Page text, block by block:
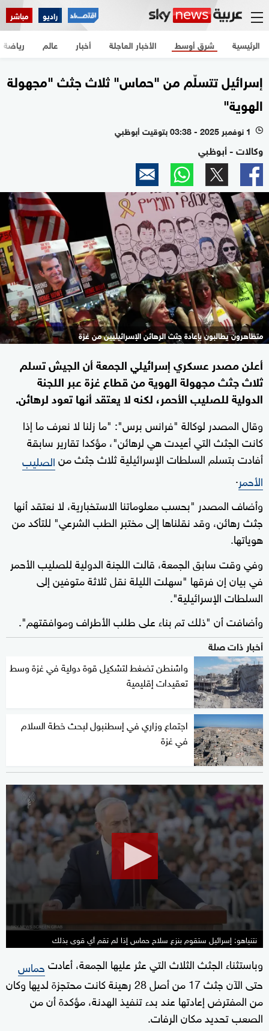
راديو مباشر
الرئيسية الأخبار العاجلة أخبار شرق أوسط عالم رياضة
إسرائيل تتسلّم من "حماس" ثلاث جثث "مجهولة
الهوية"
l 1 نوفمبر 2025 - 03:38 بتوقيت أبوظبي
وكالات - أبوظبي
متظاهرون يطالبون بإعادة جثث الرهائن الإسرائيليين من غزة
أعلن مصدر عسكري إسرائيلي الجمعة أن الجيش تسلم
ثلاث جثث مجهولة الهوية من قطاع غزة عبر اللجنة
الدولية للصليب الأحمر، لكنه لا يعتقد أنها تعود لرهائن.
وقال المصدر لوكالة "فرانس برس": "ما زلنا لا نعرف ما إذا
كانت الجثث التي أعيدت هي لرهائن"، مؤكدا تقارير سابقة
أفادت بتسلم السلطات الإسرائيلية ثلاث جثث منالصليب
الأحمر.
وأضاف المصدر "بحسب معلوماتنا الاستخبارية، لا نعتقد أنها
جثث رهائن، وقد نقلناها إلى مختبر الطب الشرعي" للتأكد من
هوياتها.
وفي وقت سابق الجمعة، قالت اللجنة الدولية للصليب الأحمر
في بيان إن فرقها "سهلت الليلة نقل ثلاثة متوفين إلى
السلطات الإسرائيلية".
وأضافت أن "ذلك تم بناء على طلب الأطراف وموافقتهم".
أخبار ذات صلة
واشنطن تضغط لتشكيل قوة دولية في غزة وسط
تعقيدات إقليمية
اجتماع وزاري في إسطنبول لبحث خطة السلام
في غزة
seconds
of
28
seconds
نتنياهو: إسرائيل ستقوم بنزع سلاح حماس إذا لم تقم أي قوى بذلك
وباستثناء الجثث الثلاث التي عثر عليها الجمعة، أعادتحماس
حتى الآن جثث 17 من أصل 28 رهينة كانت محتجزة لديها وكان
من المفترض إعادتها عند بدء تنفيذ الهدنة، مؤكدة أن من
الصعب تحديد مكان الرفات.